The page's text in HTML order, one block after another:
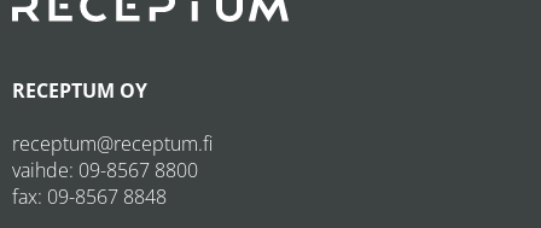
RECEPTUM OY
receptum@receptum.fi
vaihde: 09-8567 8800
fax: 09-8567 8848